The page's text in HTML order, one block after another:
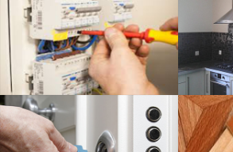
SAVOIR PLUS